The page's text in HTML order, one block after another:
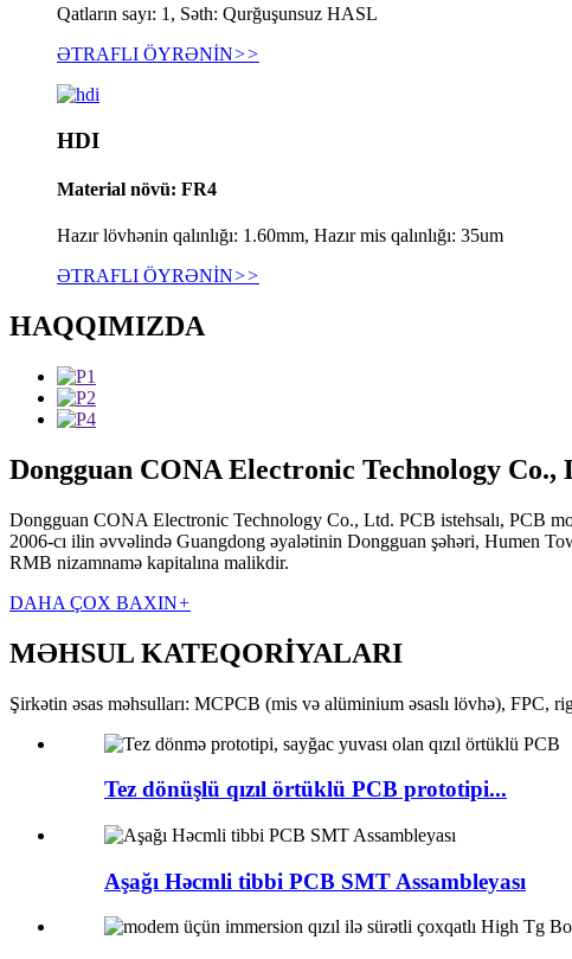
Qatların sayı: 1, Səth: Qurğuşunsuz HASL
ƏTRAFLI ÖYRƏNİN>>
HDI
Material növü: FR4
Hazır lövhənin qalınlığı: 1.60mm, Hazır mis qalınlığı: 35um
ƏTRAFLI ÖYRƏNİN>>
HAQQIMIZDA
Dongguan CONA Electronic Technology Co.,
Dongguan CONA Electronic Technology Co., Ltd. PCB istehsalı, PCB
2006-cı ilin əvvəlində Guangdong əyalətinin Dongguan şəhəri, Humen
RMB nizamnamə kapitalına malikdir.
DAHA ÇOX BAXIN+
MƏHSUL KATEQORİYALARI
Şirkətin əsas məhsulları: MCPCB (mis və alüminium əsaslı lövhə),
Tez dönüşlü qızıl örtüklü PCB prototipi...
Aşağı Həcmli tibbi PCB SMT Assambleyası